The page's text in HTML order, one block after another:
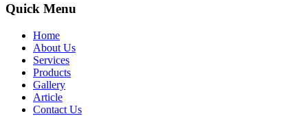
Quick Menu
Home
About Us
Services
Products
Gallery
Article
Contact Us